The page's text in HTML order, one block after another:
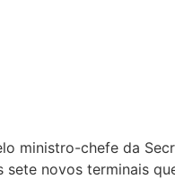
ministro-chefe da
novos terminais